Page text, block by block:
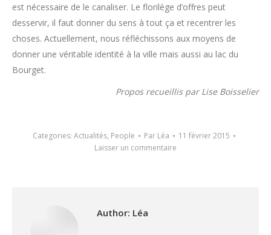
est nécessaire de le canaliser. Le florilège d’offres peut
desservir, il faut donner du sens à tout ça et recentrer les
choses. Actuellement, nous réfléchissons aux moyens de
donner une véritable identité à la ville mais aussi au lac du
Bourget.
Propos recueillis par Lise Boisselier
Categories: Actualités, People Par Léa
11 février 2015
Laisser un commentaire
Author: Léa